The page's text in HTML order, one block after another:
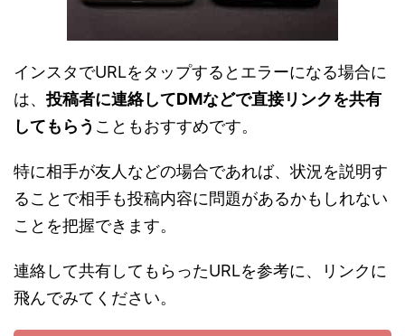
インスタでURLをタップするとエラーになる場合に
は、投稿者に連絡してDMなどで直接リンクを共有
してもらう こともおすすめです。
特に相手が友人などの場合であれば、状況を説明す
ることで相手も投稿内容に問題があるかもしれない
ことを把握できます。
連絡して共有してもらったURLを参考に、リンクに
飛んでみてください。